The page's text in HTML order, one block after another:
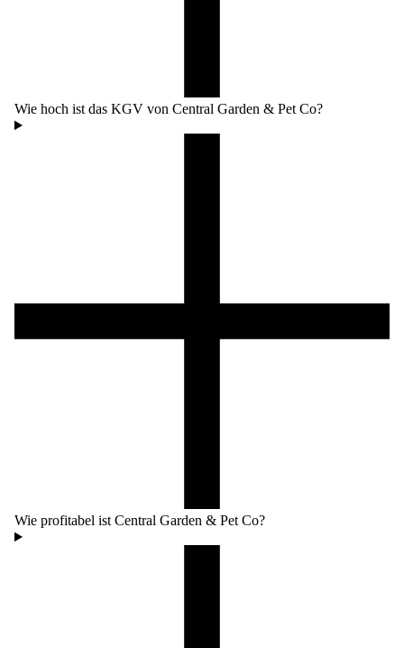
Wie hoch ist das KGV von Central Garden & Pet Co?
Wie profitabel ist Central Garden & Pet Co?